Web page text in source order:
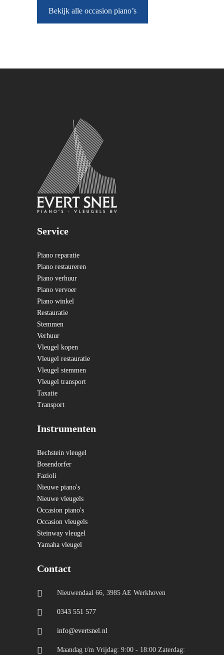
Bekijk alle occasion piano’s
Service
Piano reparatie
Piano restaureren
Piano verhuur
Piano vervoer
Piano winkel
Restauratie
Stemmen
Verhuur
Vleugel kopen
Vleugel restauratie
Vleugel stemmen
Vleugel transport
Taxatie
Transport
Instrumenten
Bechstein vleugel
Bosendorfer
Fazioli
Nieuwe piano's
Nieuwe vleugels
Occasion piano's
Occasion vleugels
Steinway vleugel
Yamaha vleugel
Contact
Nieuwendaal 66, 3985 AE Werkhoven
0343 551 577
info@evertsnel.nl
Maandag t/m Vrijdag: 9:00 - 18:00 Zaterdag: